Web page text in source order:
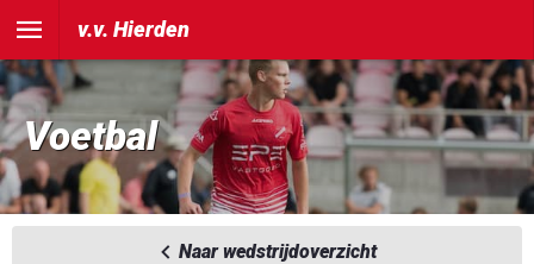
v.v. Hierden
Voetbal
Naar wedstrijdoverzicht